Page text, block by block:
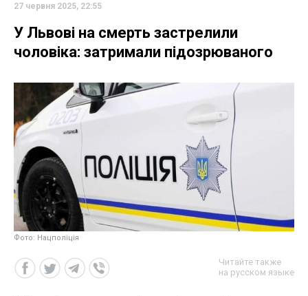
27 червня 2025, 22:55
У Львові на смерть застрелили
чоловіка: затримали підозрюваного
Фото: Нацполіція
Читайте также
на русском языке